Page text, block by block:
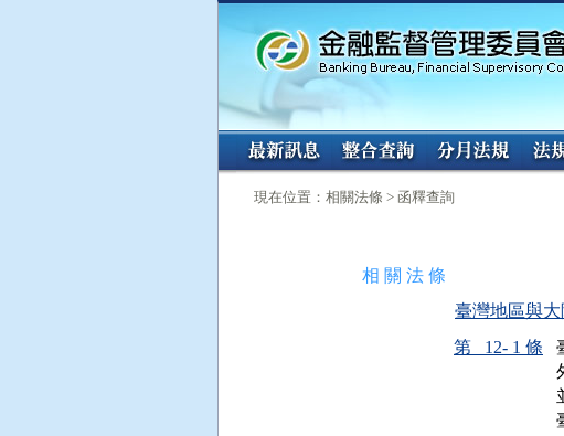
:::
現在位置：相關法條 > 函釋查詢
相 關 法 條
臺灣地區與
第 12- 1 條